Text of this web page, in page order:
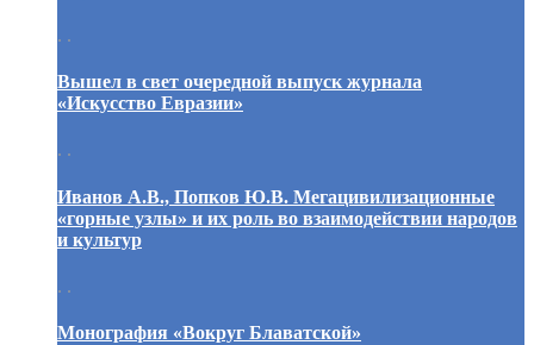
. .
Вышел в свет очередной выпуск журнала
«Искусство Евразии»
. .
Иванов А.В., Попков Ю.В. Мегацивилизационные
«горные узлы» и их роль во взаимодействии народов
и культур
. .
Монография «Вокруг Блаватской»